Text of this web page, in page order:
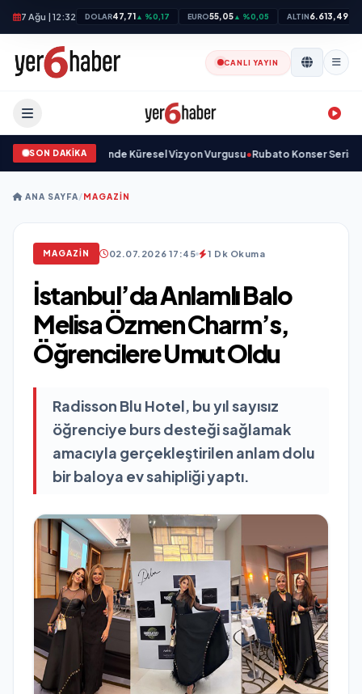
7 Ağu | 12:32 DOLAR47,71▲ %0,17 EURO55,05▲ %0,05 ALTIN6.613,49
CANLI YAYIN
SON DAKİKA
Savunma Sanayinde Küresel Vizyon Vurgusu•Rubato Konser Serisi
ANA SAYFA/MAGAZIN
MAGAZIN 02.07.2026 17:45 1 Dk Okuma
İstanbul’da Anlamlı Balo
Melisa Özmen Charm’s,
Öğrencilere Umut Oldu
Radisson Blu Hotel, bu yıl sayısız
öğrenciye burs desteği sağlamak
amacıyla gerçekleştirilen anlam dolu
bir baloya ev sahipliği yaptı.